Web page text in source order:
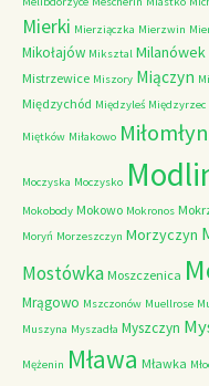
Mierki Mierziączka Mierzwin
Mikołajów Miksztal Milanówek
Mistrzewice Miszory Miączyn
Międzychód Międzyleś Międzyrzec
Miętków Miłakowo Miłomłyn
Moczyska Moczysko
Mokobody Mokowo Mokronos
Moryń Morzeszczyn Morzyczyn
Mostówka Moszczenica
Mrągowo Mszczonów Muellrose
Muszyna Myszadła Myszczyn
Mężenin Mława Mławka